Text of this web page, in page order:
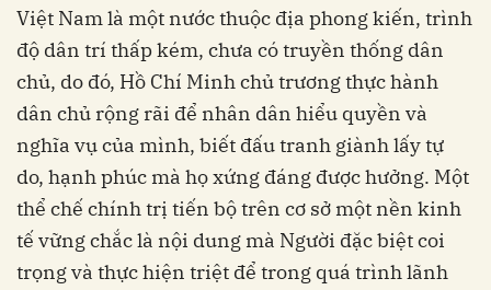
Việt Nam là một nước thuộc địa phong kiến, trình
độ dân trí thấp kém, chưa có truyền thống dân
chủ, do đó, Hồ Chí Minh chủ trương thực hành
dân chủ rộng rãi để nhân dân hiểu quyền và
nghĩa vụ của mình, biết đấu tranh giành lấy tự
do, hạnh phúc mà họ xứng đáng được hưởng. Một
thể chế chính trị tiến bộ trên cơ sở một nền kinh
tế vững chắc là nội dung mà Người đặc biệt coi
trọng và thực hiện triệt để trong quá trình lãnh